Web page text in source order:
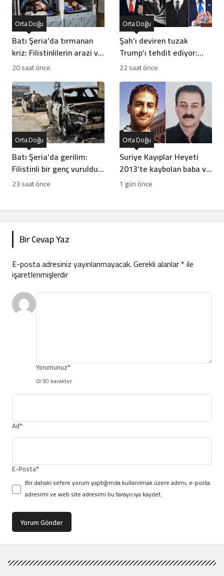
Batı Şeria’da tırmanan
kriz: Filistinlilerin arazi ve
mülklerine baskı artıyor
Orta Doğu
20 saat önce
Şah’ı deviren tuzak
Trump’ı tehdit ediyor:
Batı İran rejiminin
anlıyor
Orta Doğu
22 saat önce
Batı Şeria’da gerilim:
Filistinli bir genç vuruldu,
sınıflar yıkıldı
Orta Doğu
23 saat önce
Suriye Kayıplar Heyeti
2013’te kaybolan baba ve
oğlun akıbetini açıkladı
Orta Doğu
1 gün önce
Bir Cevap Yaz
E-posta adresiniz yayınlanmayacak.Gerekli alanlar*ile
işaretlenmişlerdir
Yorumunuz*
0/30 karakter
Ad*
E-Posta*
Bir dahaki sefere yorum yaptığımda kullanılmak üzere adımı, e-posta
adresimi ve web site adresimi bu tarayıcıya kaydet.
Yorum Gönder